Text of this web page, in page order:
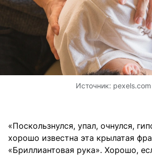
Источник: pexels.com
«Поскользнулся, упал, очнулся,
хорошо известна эта крылатая
«Бриллиантовая рука». Хорошо,